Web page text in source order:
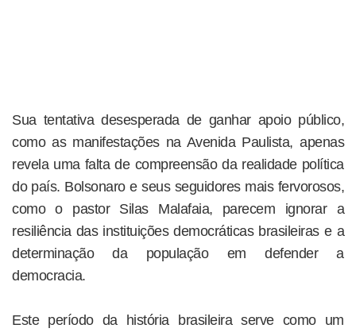
Sua tentativa desesperada de ganhar apoio público,
como as manifestações na Avenida Paulista, apenas
revela uma falta de compreensão da realidade política
do país. Bolsonaro e seus seguidores mais fervorosos,
como o pastor Silas Malafaia, parecem ignorar a
resiliência das instituições democráticas brasileiras e a
determinação da população em defender a
democracia.
Este período da história brasileira serve como um